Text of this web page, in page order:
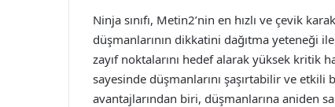
Ninja sınıfı, Metin2’nin en hızlı ve çevik
düşmanlarının dikkatini dağıtma yeteneği ile
zayıf noktalarını hedef alarak yüksek kritik
sayesinde düşmanlarını şaşırtabilir ve
avantajlarından biri, düşmanlarına aniden